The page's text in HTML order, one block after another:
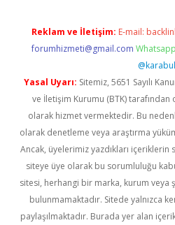
Reklam ve İletişim: E-mail:
forumhizmeti@gmail.com
@karabul
Yasal Uyarı: Sitemiz, 5651 Sayılı
ve İletişim Kurumu (BTK) tarafından
olarak hizmet vermektedir. Bu
olarak denetleme veya araştırma
Ancak, üyelerimiz yazdıkları
siteye üye olarak bu sorumluluğu
sitesi, herhangi bir marka, kurum veya
bulunmamaktadır. Sitede yalnızca
paylaşılmaktadır. Burada yer alan